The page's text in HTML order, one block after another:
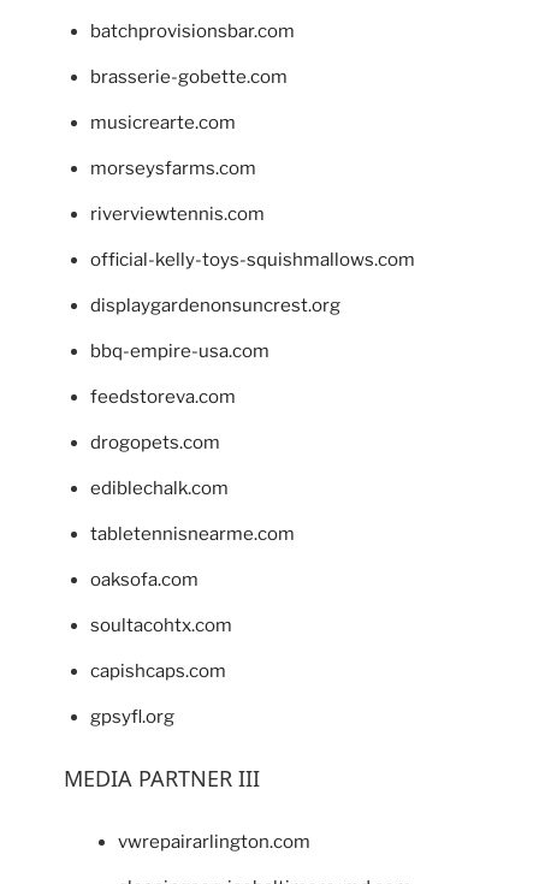
batchprovisionsbar.com
brasserie-gobette.com
musicrearte.com
morseysfarms.com
riverviewtennis.com
official-kelly-toys-squishmallows.com
displaygardenonsuncrest.org
bbq-empire-usa.com
feedstoreva.com
drogopets.com
ediblechalk.com
tabletennisnearme.com
oaksofa.com
soultacohtx.com
capishcaps.com
gpsyfl.org
MEDIA PARTNER III
vwrepairarlington.com